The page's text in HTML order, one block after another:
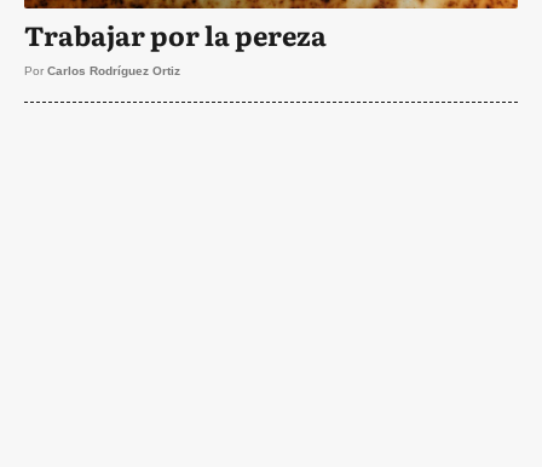
Trabajar por la pereza
Por Carlos Rodríguez Ortiz